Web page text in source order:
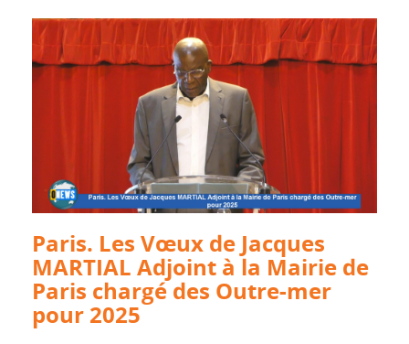
Paris. Les Vœux de Jacques
MARTIAL Adjoint à la Mairie de
Paris chargé des Outre-mer
pour 2025